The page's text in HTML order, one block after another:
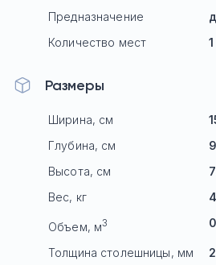
Предназначение
Количество мест
1
Размеры
Ширина, см
Глубина, см
Высота, см
Вес, кг
Объем, м3
Толщина столешницы, мм